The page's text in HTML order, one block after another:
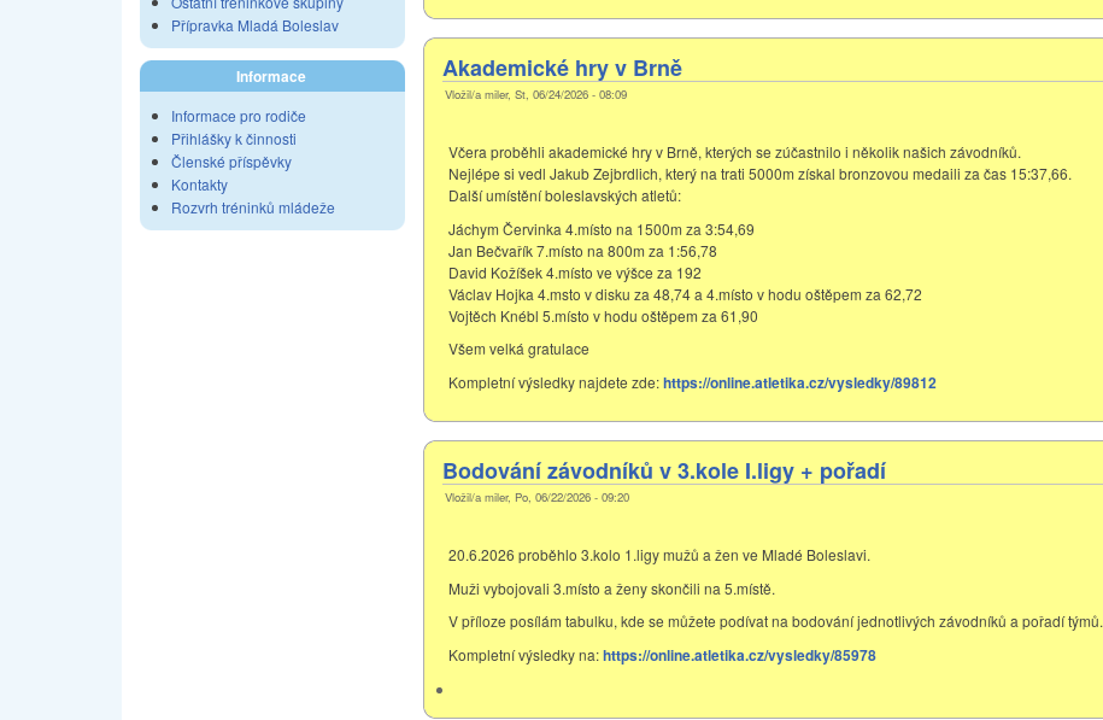
Přípravka Mladá Boleslav
Informace
Informace pro rodiče
Přihlášky k činnosti
Členské příspěvky
Kontakty
Rozvrh tréninků mládeže
Akademické hry v Brně
Vložil/a miler, St, 06/24/2026 - 08:09
Včera proběhli akademické hry v Brně, kterých se zúčastnilo i několik našich závodníků.
Nejlépe si vedl Jakub Zejbrdlich, který na trati 5000m získal bronzovou medaili za čas 15:37,66.
Další umístění boleslavských atletů:
Jáchym Červinka 4.místo na 1500m za 3:54,69
Jan Bečvařík 7.místo na 800m za 1:56,78
David Kožíšek 4.místo ve výšce za 192
Václav Hojka 4.msto v disku za 48,74 a 4.místo v hodu oštěpem za 62,72
Vojtěch Knébl 5.místo v hodu oštěpem za 61,90
Všem velká gratulace
Kompletní výsledky najdete zde:https://online.atletika.cz/vysledky/89812
Bodování závodníků v 3.kole I.ligy + pořadí
Vložil/a miler, Po, 06/22/2026 - 09:20
20.6.2026 proběhlo 3.kolo 1.ligy mužů a žen ve Mladé Boleslavi.
Muži vybojovali 3.místo a ženy skončili na 5.místě.
V příloze posílám tabulku, kde se můžete podívat na bodování jednotlivých závodníků a pořadí týmů.
Kompletní výsledky na:https://online.atletika.cz/vysledky/85978